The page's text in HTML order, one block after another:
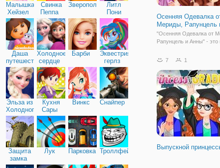
Малышка
Хейзел
Свинка
Пеппа
Зверополис
Литл
Пони
Дружба
Даша
путешественница
Холодное
сердце
Барби
Эквестрия
герлз
Эльза из
Холодного
сердца
Кухня
Сары
Винкс Снайпер
Защита
замка
Лук Парковка Троллфейс
Осенняя Одевалка
Мериды, Рапунцель
"Осенняя Одевалка от
Рапунцель и Анны" - это
вы подберете образы
осень, а значит, пора
свой гардероб больше
уютных вещей и
7 1
Выпускной